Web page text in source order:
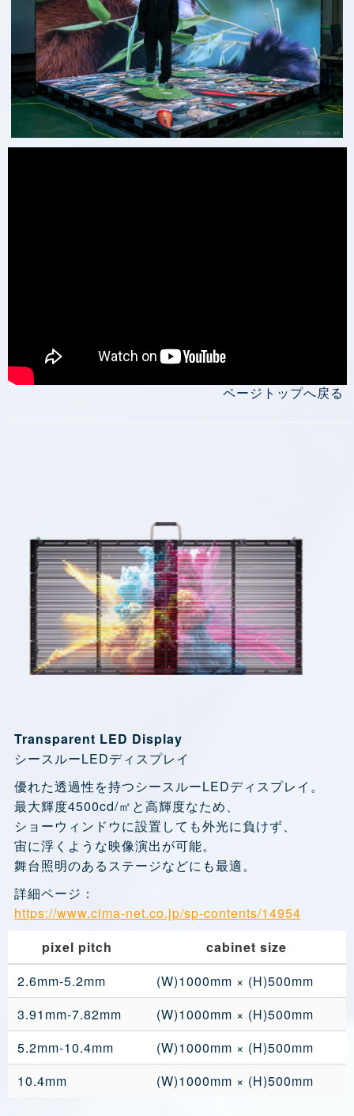
ページトップへ戻る
Transparent LED Display
シースルーLEDディスプレイ
優れた透過性を持つシースルーLEDディスプレイ。
最大輝度4500cd/㎡と高輝度なため、
ショーウィンドウに設置しても外光に負けず、
宙に浮くような映像演出が可能。
舞台照明のあるステージなどにも最適。
詳細ページ：
https://www.cima-net.co.jp/sp-contents/14954
pixel pitch
cabinet size
2.6mm-5.2mm
(W)1000mm × (H)500mm
3.91mm-7.82mm
(W)1000mm × (H)500mm
5.2mm-10.4mm
(W)1000mm × (H)500mm
10.4mm
(W)1000mm × (H)500mm